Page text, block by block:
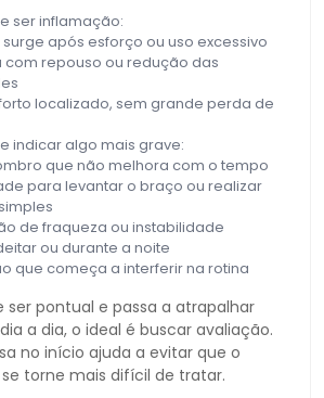
ser inflamação:
surge após esforço ou uso excessivo
com repouso ou redução das
localizado, sem grande perda de
indicar algo mais grave:
que não melhora com o tempo
para levantar o braço ou realizar
de fraqueza ou instabilidade
ou durante a noite
que começa a interferir na rotina
ser pontual e passa a atrapalhar
a dia, o ideal é buscar avaliação.
no início ajuda a evitar que o
torne mais difícil de tratar.